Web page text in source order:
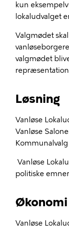
kun
lokaludvalget
Valgmødet
valgmødet
Løsning
Vanløse
Vanløse
Kommunalvalg
Vanløse
politiske
Økonomi
Vanløse